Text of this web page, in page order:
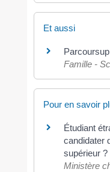
Et aussi
Parcoursup
Famille -
Pour en savoir
Étudiant
candidater
supérieur ?
Ministère